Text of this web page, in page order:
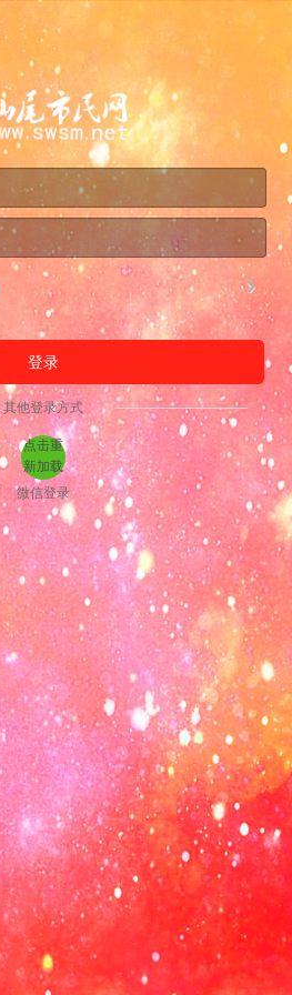
登录
其他登录方式
点击重
新加载
微信登录